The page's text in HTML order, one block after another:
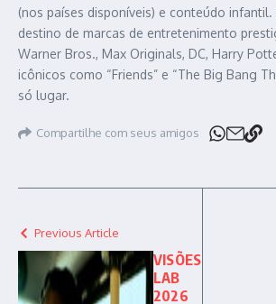
(nos países disponíveis) e conteúdo infantil.
destino de marcas de entretenimento
Warner Bros., Max Originals, DC, Harry
icônicos como “Friends” e “The Big Bang
só lugar.
Compartilhe com seus amigos
Previous Article
VISÕES
LAB
2026